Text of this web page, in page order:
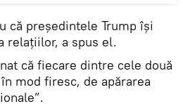
că președintele Trump își
relațiilor, a spus el.
că fiecare dintre cele două
mod firesc, de apărarea